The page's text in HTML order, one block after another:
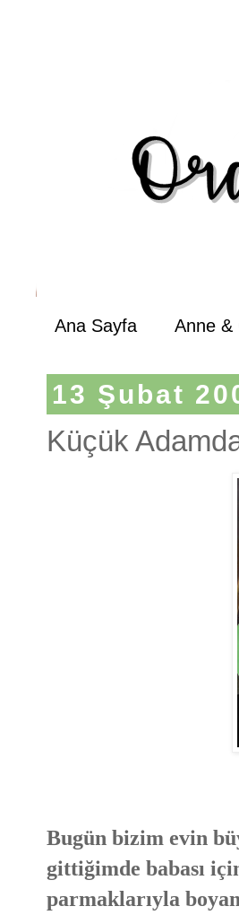
Ana Sayfa Anne &
13 Şubat
Küçük
Bugün bizim evin
gittiğimde babası
parmaklarıyla